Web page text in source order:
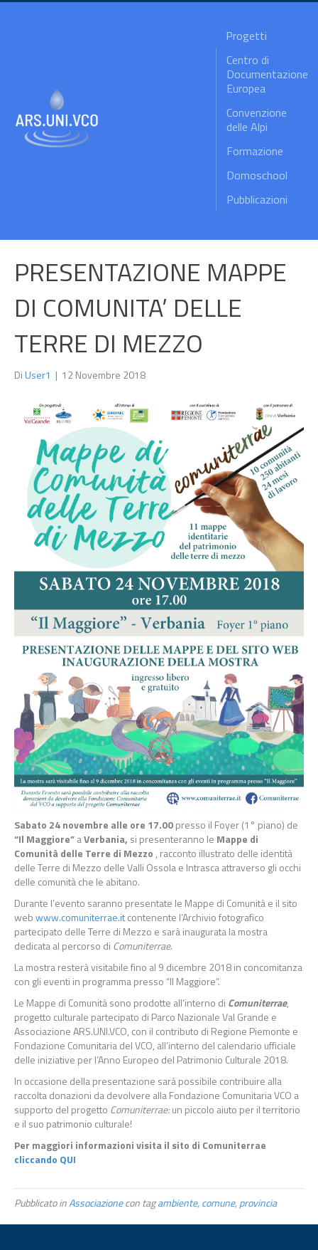
Progetti
Centro di
Documentazione
Europea
Convenzione
delle Alpi
Formazione
Domoschool
Pubblicazioni
PRESENTAZIONE MAPPE
DI COMUNITA’ DELLE
TERRE DI MEZZO
DiUser1 | 12 Novembre 2018
Sabato 24 novembre alle ore 17.00presso il Foyer (1° piano) de
“Il Maggiore”aVerbania, si presenteranno le Mappe di
Comunità delle Terre di Mezzo , racconto illustrato delle identità
delle Terre di Mezzo delle Valli Ossola e Intrasca attraverso gli occhi
delle comunità che le abitano.
Durante l’evento saranno presentate le Mappe di Comunità e il sito
webwww.comuniterrae.itcontenente l’Archivio fotografico
partecipato delle Terre di Mezzo e sarà inaugurata la mostra
dedicata al percorso di Comuniterrae.
La mostra resterà visitabile fino al 9 dicembre 2018 in concomitanza
con gli eventi in programma presso “Il Maggiore”.
Le Mappe di Comunità sono prodotte all’interno di Comuniterrae,
progetto culturale partecipato di Parco Nazionale Val Grande e
Associazione ARS.UNI.VCO, con il contributo di Regione Piemonte e
Fondazione Comunitaria del VCO, all’interno del calendario ufficiale
delle iniziative per l’Anno Europeo del Patrimonio Culturale 2018.
In occasione della presentazione sarà possibile contribuire alla
raccolta donazioni da devolvere alla Fondazione Comunitaria VCO a
supporto del progetto Comuniterrae:un piccolo aiuto per il territorio
e il suo patrimonio culturale!
Per maggiori informazioni visita il sito di Comuniterrae
cliccando QUI
Pubblicato inAssociazionecon tagambiente,comune,provincia